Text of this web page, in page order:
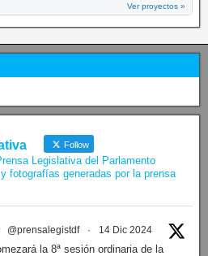
Ver proyectos »
Follow
Legislativa del Parlamento
fotografías generadas por la prensa
@prensalegistdf · 14 Dic 2024
la 8ª sesión ordinaria de la